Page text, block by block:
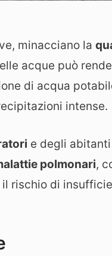
minacciano la
acque può
di acqua
intense.
e degli
polmonari,
rischio di